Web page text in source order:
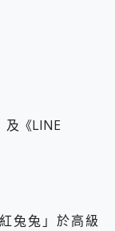
及《LINE
兔兔」於高級